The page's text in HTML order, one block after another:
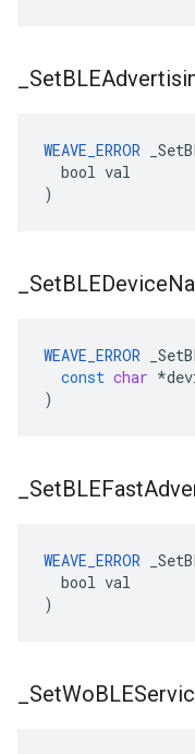
Set
WEAVE_ERROR
  bool val
)
SetBLEDevice
WEAVE_ERROR
const char *
)
SetBLEFast
WEAVE_ERROR
  bool val
)
SetWo